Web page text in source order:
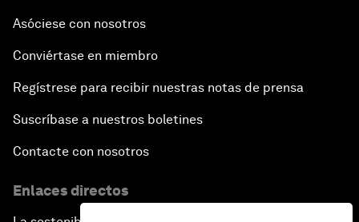
Asóciese con nosotros
Conviértase en miembro
Regístrese para recibir nuestras notas de prensa
Suscríbase a nuestros boletines
Contacte con nosotros
Enlaces directos